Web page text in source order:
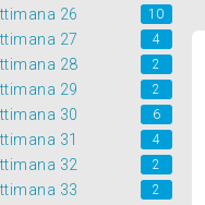
26 10
27 4
28 2
29 2
30 6
31 4
32 2
33 2